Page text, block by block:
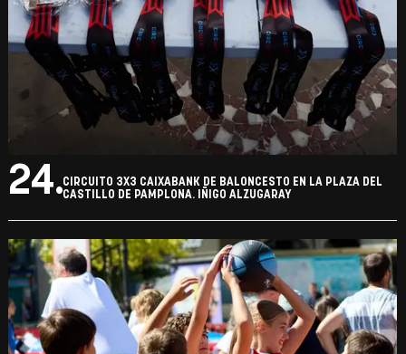
24.CIRCUITO 3X3 CAIXABANK DE BALONCESTO EN LA PLAZA DEL
CASTILLO DE PAMPLONA. IÑIGO ALZUGARAY